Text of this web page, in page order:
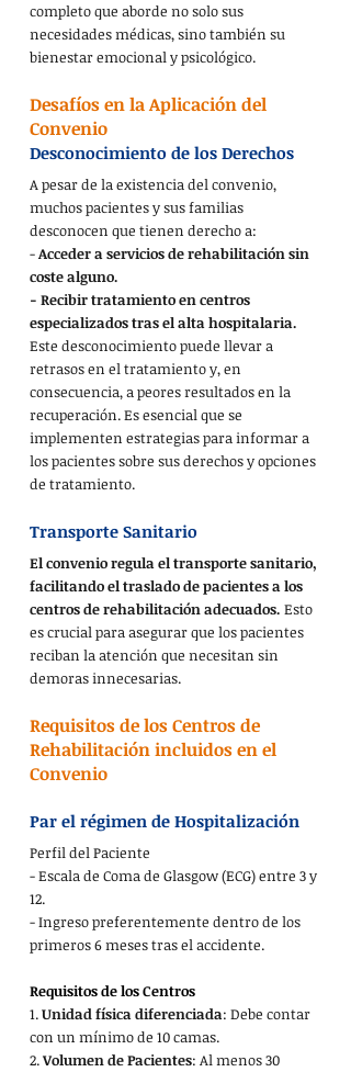
completo que aborde no solo sus
necesidades médicas, sino también su
bienestar emocional y psicológico.
Desafíos en la Aplicación del
Convenio
Desconocimiento de los Derechos
A pesar de la existencia del convenio,
muchos pacientes y sus familias
desconocen que tienen derecho a:
- Acceder a servicios de rehabilitación sin
coste alguno.
- Recibir tratamiento en centros
especializados tras el alta hospitalaria.
Este desconocimiento puede llevar a
retrasos en el tratamiento y, en
consecuencia, a peores resultados en la
recuperación. Es esencial que se
implementen estrategias para informar a
los pacientes sobre sus derechos y opciones
de tratamiento.
Transporte Sanitario
El convenio regula el transporte sanitario,
facilitando el traslado de pacientes a los
centros de rehabilitación adecuados. Esto
es crucial para asegurar que los pacientes
reciban la atención que necesitan sin
demoras innecesarias.
Requisitos de los Centros de
Rehabilitación incluidos en el
Convenio
Par el régimen de Hospitalización
Perfil del Paciente
- Escala de Coma de Glasgow (ECG) entre 3 y
12.
- Ingreso preferentemente dentro de los
primeros 6 meses tras el accidente.
Requisitos de los Centros
1. Unidad física diferenciada: Debe contar
con un mínimo de 10 camas.
2. Volumen de Pacientes: Al menos 30